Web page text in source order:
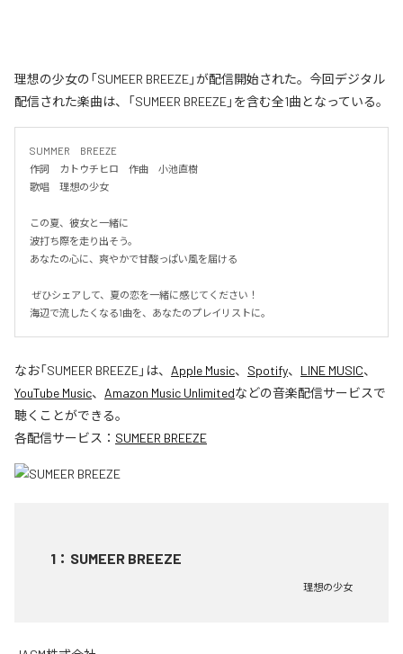
理想の少女の「SUMEER BREEZE」が配信開始された。今回デジタル
配信された楽曲は、「SUMEER BREEZE」を含む全1曲となっている。
SUMMER　BREEZE
作詞　カトウチヒロ　作曲　小池直樹
歌唱　理想の少女
この夏、彼女と一緒に
波打ち際を走り出そう。
あなたの心に、爽やかで甘酸っぱい風を届ける
海辺で流したくなる1曲を、あなたのプレイリストに。
なお「SUMEER BREEZE」は、 Apple Music、 Spotify、 LINE MUSIC、
YouTube Music、 Amazon Music Unlimitedなどの音楽配信サービスで
聴くことができる。
各配信サービス： SUMEER BREEZE
1 ： SUMEER BREEZE
理想の少女